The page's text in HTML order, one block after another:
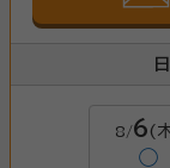
8/6 (
◯